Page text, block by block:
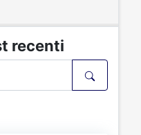
recenti